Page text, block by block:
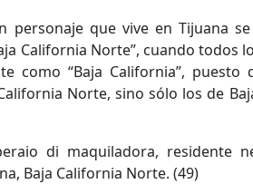
personaje que vive en Tijuana
California Norte”, cuando todos
como “Baja California”,
Norte, sino sólo los de
di maquiladora, residente
Baja California Norte. (49)